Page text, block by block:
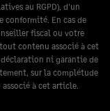
au RGPD), d'un
conformité. En cas de
fiscal ou votre
contenu associé à cet
ni garantie de
sur la complétude
à cet article.